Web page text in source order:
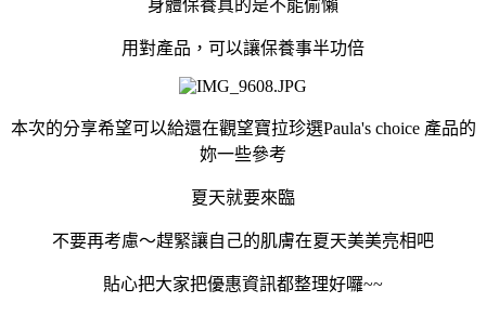
身體保養真的是不能偷懶
用對產品，可以讓保養事半功倍
本次的分享希望可以給還在觀望寶拉珍選Paula's choice 產品的
妳一些參考
夏天就要來臨
不要再考慮～趕緊讓自己的肌膚在夏天美美亮相吧
貼心把大家把優惠資訊都整理好囉~~